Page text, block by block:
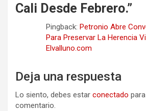
Cali Desde Febrero.”
Pingback: Petronio Abre
Para Preservar La Herencia
Elvalluno.com
Deja una respuesta
Lo siento, debes estar conectado
comentario.